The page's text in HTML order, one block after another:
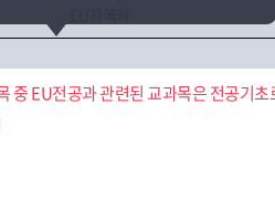
중 EU전공과 관련된 교과목은 전공기초